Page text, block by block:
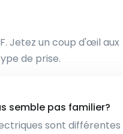
Jetez un coup d'œil aux
de prise.
semble pas familier?
sont différentes